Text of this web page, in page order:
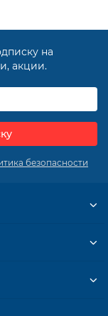
на
акции.
безопасности